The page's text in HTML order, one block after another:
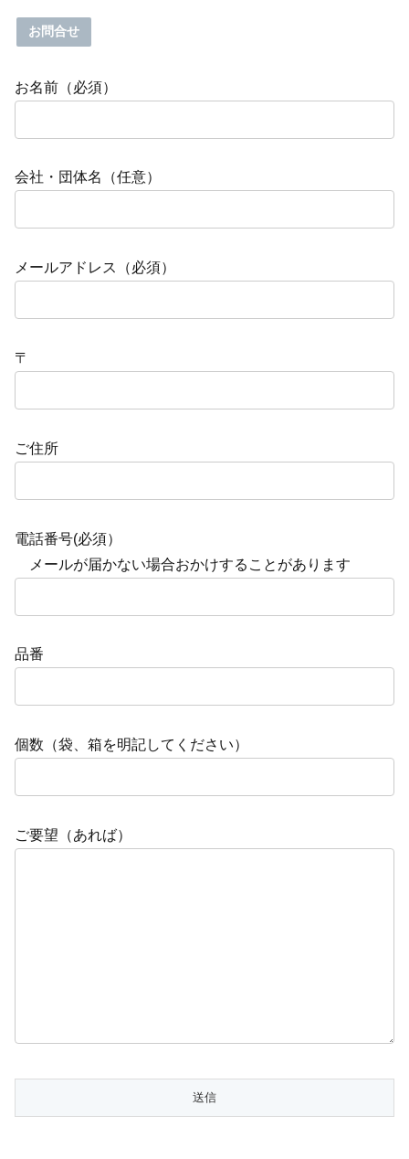
お問合せ
お名前（必須）
会社・団体名（任意）
メールアドレス（必須）
〒
ご住所
電話番号(必須）
メールが届かない場合おかけすることがあります
品番
個数（袋、箱を明記してください）
ご要望（あれば）